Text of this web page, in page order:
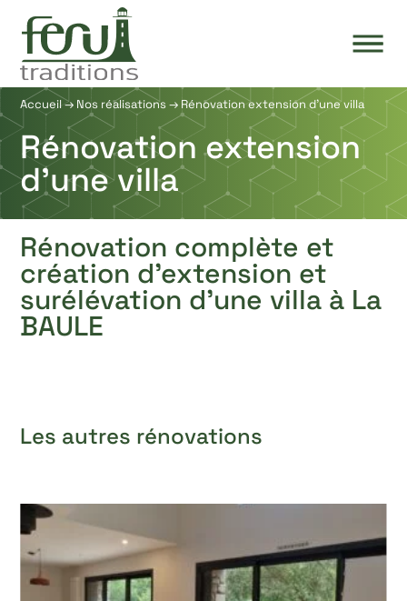
Accueil→ Nos réalisations→ Rénovation extension d’une villa
Rénovation extension
d’une villa
Rénovation complète et
création d’extension et
surélévation d’une villa à La
BAULE
Les autres rénovations